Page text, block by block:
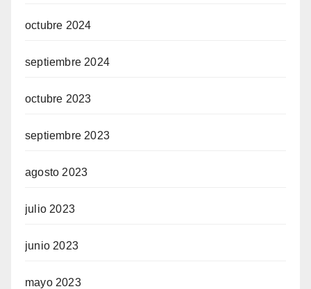
octubre 2024
septiembre 2024
octubre 2023
septiembre 2023
agosto 2023
julio 2023
junio 2023
mayo 2023